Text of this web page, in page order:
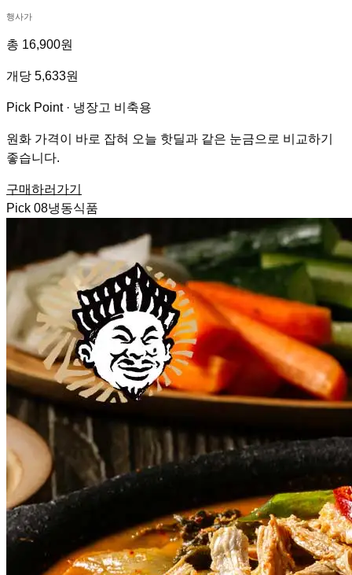
행사가
총 16,900원
개당 5,633원
Pick Point · 냉장고 비축용
원화 가격이 바로 잡혀 오늘 핫딜과 같은 눈금으로 비교하기
좋습니다.
구매하러가기
Pick 08냉동식품